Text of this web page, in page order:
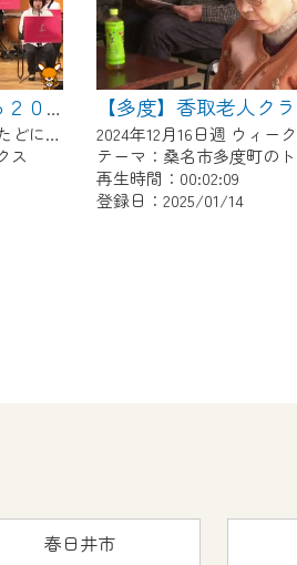
【多度】 新桑名市誕生から２０周年
2024年12月16日週 ウィークリーたどにて放送
ス
【多度】香取老人ク
テーマ：桑名市多度町の
再生時間：00:02:09
登録日：2025/01/14
春日井市